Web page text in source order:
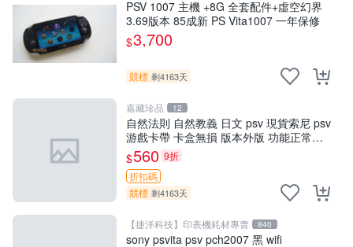
PSV 1007 主機 +8G 全套配件+虛空幻界
3.69版本 85成新 PS Vita1007 一年保修
$3,700
競標 剩4163天
嘉藏珍品 12
自然法則 自然教義 日文 psv 現貨索尼 psv
游戲卡帶 卡盒無損 版本外版 功能正常讀
卡 關于質量：為避免糾紛，鑒寶專家，收
藏家和較真黨自行繞道
$560 9折
折扣碼
競標 剩4163天
【捷洋科技】印表機耗材專賣 840
sony psvita psv pch2007 黑 wifi